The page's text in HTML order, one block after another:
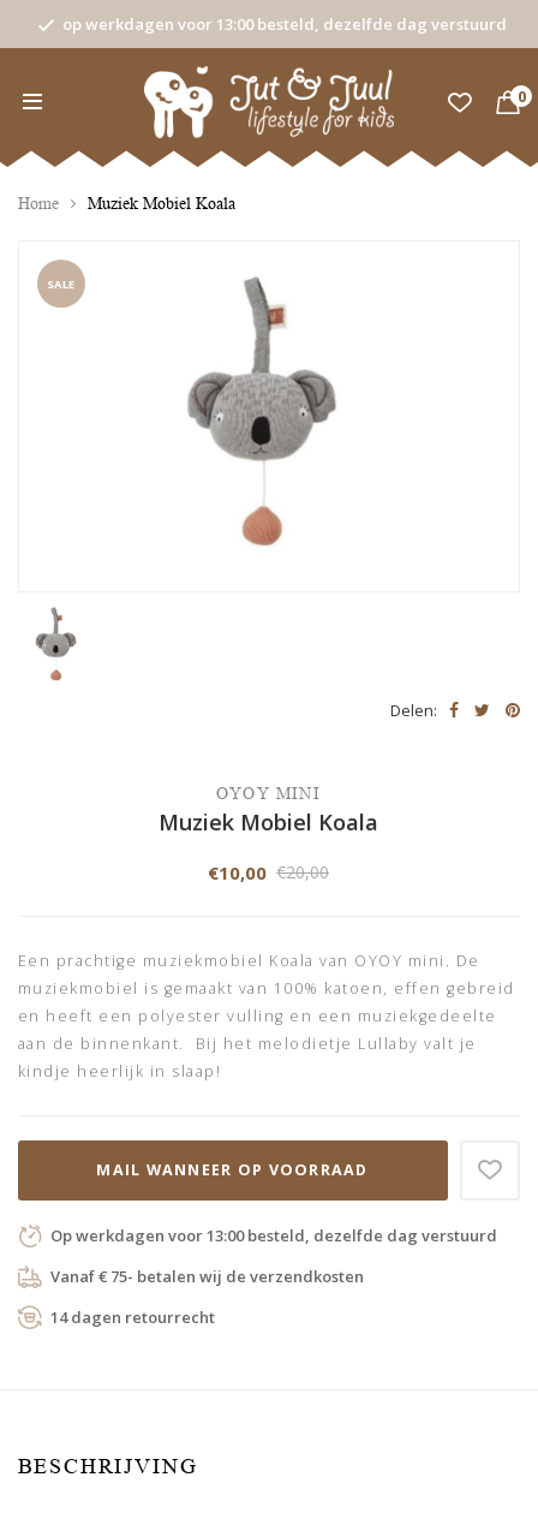
op werkdagen voor 13:00 besteld, dezelfde dag verstuurd
0
Home Muziek Mobiel Koala
SALE
Delen:
OYOY MINI
Muziek Mobiel Koala
€10,00 €20,00
Een prachtige muziekmobiel Koala van OYOY mini. De
muziekmobiel is gemaakt van 100% katoen, effen gebreid
en heeft een polyester vulling en een muziekgedeelte
aan de binnenkant. Bij het melodietje Lullaby valt je
kindje heerlijk in slaap!
MAIL WANNEER OP VOORRAAD
Op werkdagen voor 13:00 besteld, dezelfde dag verstuurd
Vanaf € 75- betalen wij de verzendkosten
14 dagen retourrecht
BESCHRIJVING